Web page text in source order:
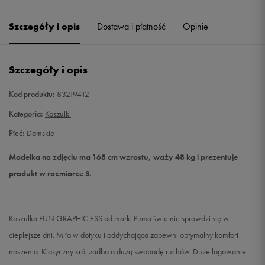
S Powiadom o dostępności
XL Powiadom o dostępności
Szczegóły i opis Dostawa i płatność Opinie
Szczegóły i opis
Kod produktu: 83219412
Kategoria: Koszulki
Płeć: Damskie
Modelka na zdjęciu ma 168 cm wzrostu, waży 48 kg i prezentuje
produkt w rozmiarze S.
Koszulka FUN GRAPHIC ESS od marki Puma świetnie sprawdzi się w
cieplejsze dni. Miła w dotyku i oddychająca zapewni optymalny komfort
noszenia. Klasyczny krój zadba o dużą swobodę ruchów. Duże logowanie